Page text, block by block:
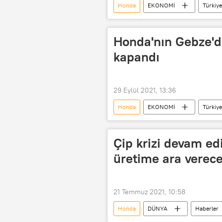
Honda EKONOMİ Türkiye
Otomobil
Ford Clio
Honda'nın
kapandı
29 Eylül 2021, 13:36
Honda EKONOMİ Türkiye
Çip krizi devam
üretime ara
21 Temmuz 2021, 10:58
Honda DÜNYA Haberler